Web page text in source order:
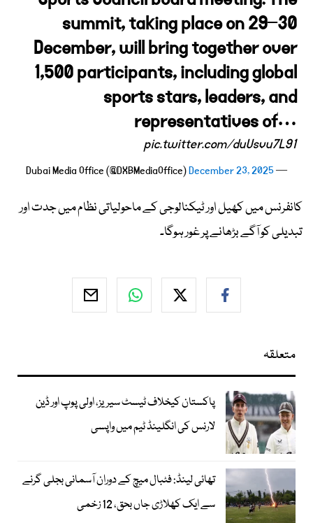
summit, taking place on 29–30
December, will bring together over
1,500 participants, including global
sports stars, leaders, and
representatives of…
pic.twitter.com/duUsvu7L91
— Dubai Media Office (@DXBMediaOffice)
December 23, 2025
کانفرنس میں کھیل اور ٹیکنالوجی کے ماحولیاتی نظام میں جدت اور
تبدیلی کو آگے بڑھانے پر غور ہوگا۔
متعلقہ
پاکستان کیخلاف ٹیسٹ سیریز، اولی پوپ اور ڈین
لارنس کی انگلینڈ ٹیم میں واپسی
تھائی لینڈ: فٹبال میچ کے دوران آسمانی بجلی گرنے
سے ایک کھلاڑی جاں بحق، 12 زخمی